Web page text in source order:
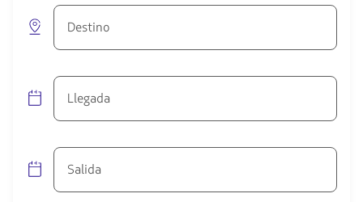
Destino
Llegada
Salida